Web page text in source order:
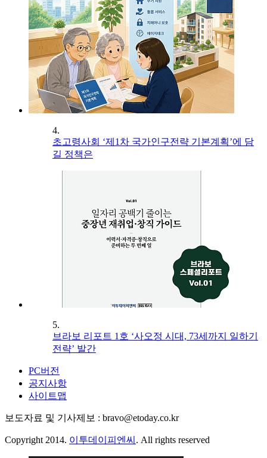
4.
초고령사회 ‘제1차 국가인구전략 기본계획’에 담
길 정책은
5.
브라보 리포트 1호 ‘사오정 시대, 73세까지 일하기
전략’ 발간
PC버전
공지사항
사이트맵
보도자료 및 기사제보 : bravo@etoday.co.kr
Copyright 2014. 이투데이피엔씨 . All rights reserved